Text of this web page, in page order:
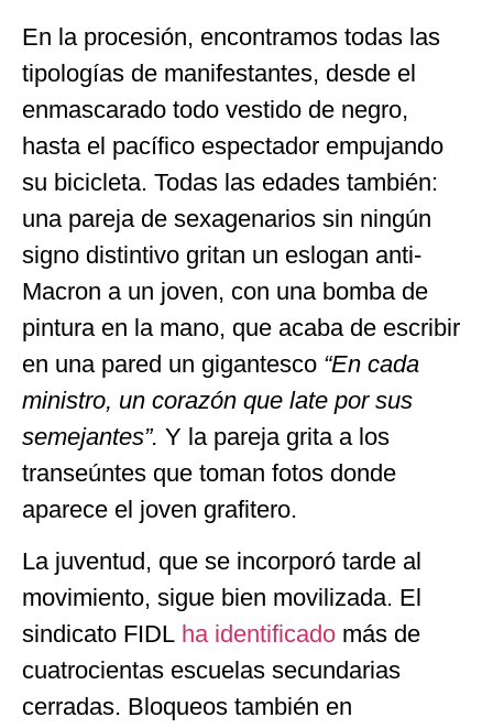
En la procesión, encontramos todas las
tipologías de manifestantes, desde el
enmascarado todo vestido de negro,
hasta el pacífico espectador empujando
su bicicleta. Todas las edades también:
una pareja de sexagenarios sin ningún
signo distintivo gritan un eslogan anti-
Macron a un joven, con una bomba de
pintura en la mano, que acaba de escribir
en una pared un gigantesco “En cada
ministro, un corazón que late por sus
semejantes”. Y la pareja grita a los
transeúntes que toman fotos donde
aparece el joven grafitero.
La juventud, que se incorporó tarde al
movimiento, sigue bien movilizada. El
sindicato FIDL ha identificado más de
cuatrocientas escuelas secundarias
cerradas. Bloqueos también en